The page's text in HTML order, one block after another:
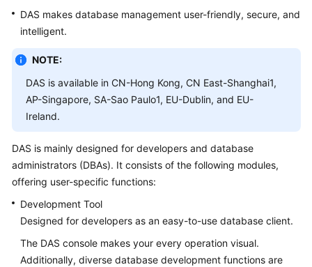
User
Guide
Best
Practices
FAQs
Videos
DAS makes database management user-friendly, secure, and
intelligent.
NOTE:
DAS is available in CN-Hong Kong, CN East-Shanghai1,
AP-Singapore, SA-Sao Paulo1, EU-Dublin, and EU-
Ireland.
DAS is mainly designed for developers and database
administrators (DBAs). It consists of the following modules,
offering user-specific functions:
Development Tool
Designed for developers as an easy-to-use database client.
The DAS console makes your every operation visual.
Additionally, diverse database development functions are